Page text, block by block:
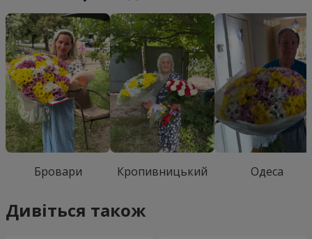
Бровари Кропивницький Одеса
Дивіться також